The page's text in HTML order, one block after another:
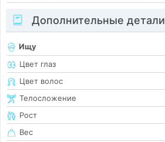
Дополнительные детали
Ищу
Цвет глаз
Цвет волос
Телосложение
Рост
Вес